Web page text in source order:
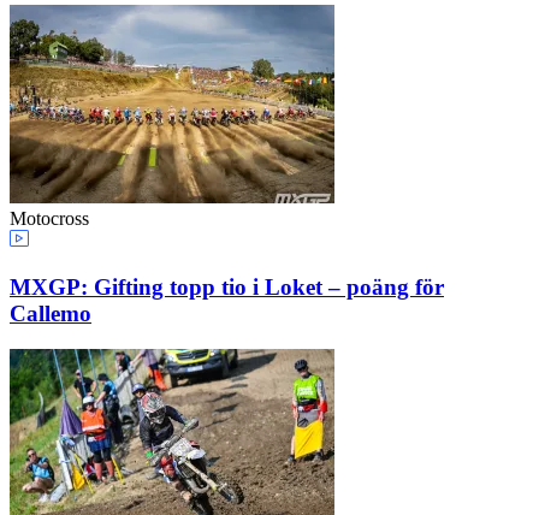
Motocross
MXGP: Gifting topp tio i Loket – poäng för
Callemo